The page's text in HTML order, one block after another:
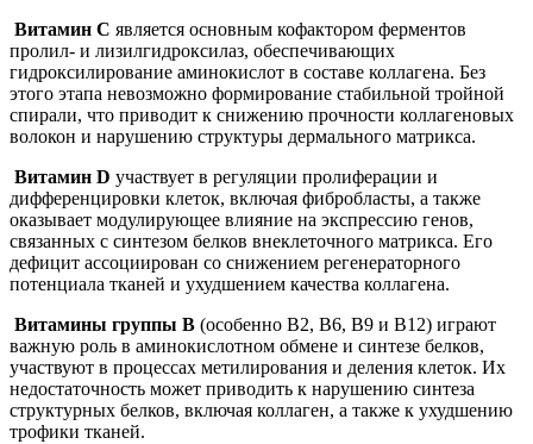
Витамин C является основным кофактором ферментов
пролил- и лизилгидроксилаз, обеспечивающих
гидроксилирование аминокислот в составе коллагена. Без
этого этапа невозможно формирование стабильной тройной
спирали, что приводит к снижению прочности коллагеновых
волокон и нарушению структуры дермального матрикса.
Витамин D участвует в регуляции пролиферации и
дифференцировки клеток, включая фибробласты, а также
оказывает модулирующее влияние на экспрессию генов,
связанных с синтезом белков внеклеточного матрикса. Его
дефицит ассоциирован со снижением регенераторного
потенциала тканей и ухудшением качества коллагена.
Витамины группы B (особенно B2, B6, B9 и B12) играют
важную роль в аминокислотном обмене и синтезе белков,
участвуют в процессах метилирования и деления клеток. Их
недостаточность может приводить к нарушению синтеза
структурных белков, включая коллаген, а также к ухудшению
трофики тканей.